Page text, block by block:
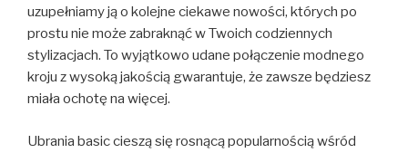
uzupełniamy ją o kolejne ciekawe nowości, których po
prostu nie może zabraknąć w Twoich codziennych
stylizacjach. To wyjątkowo udane połączenie modnego
kroju z wysoką jakością gwarantuje, że zawsze będziesz
miała ochotę na więcej.
Ubrania basic cieszą się rosnącą popularnością wśród